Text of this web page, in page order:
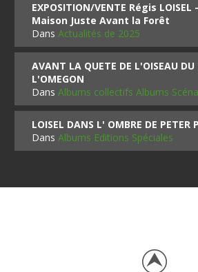
EXPOSITION/VENTE Régis
Maison Juste Avant la Forêt
DansActualités de 2025
AVANT LA QUETE DE L'OISEAU DU
L'OMEGON
DansAlbums collectifs Albums
LOISEL DANS L' OMBRE DE PETER
DansAlbums Editions Spéciales